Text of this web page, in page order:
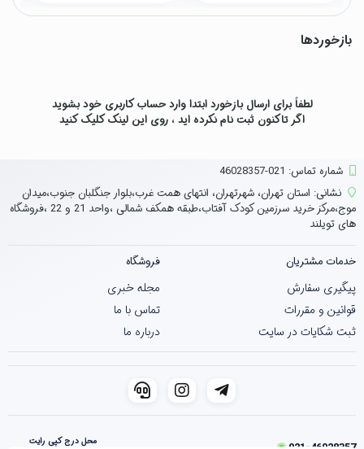
بازخوردها
لطفاً برای ارسال بازخورد ابتدا وارد حساب کاربری خود بشوید
اگر تاکنون ثبت نام نکرده اید ، روی این لینککلیک کنید
شماره تماس‌: 021-46028357
نشانی: استان تهران، شهرتهران، انتهای همت غرب،بلوار جنگلبان جنوب،میدان
موج،مرکز خرید سرزمین کودک آفتاب،طبقه همکف شمالی ،واحد 21 و 22 ،فروشگاه
های تویلند
خدمات مشتریان
پیگیری سفارش
قوانین و مقررات
ثبت شکایات در سایت
فروشگاه
مجله خبری
تماس با ما
درباره ما
محل درج کپی رایت